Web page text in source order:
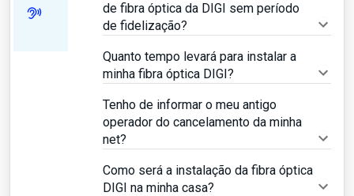
de fibra óptica da DIGI sem período
de fidelização?
Quanto tempo levará para instalar a
minha fibra óptica DIGI?
Tenho de informar o meu antigo
operador do cancelamento da minha
net?
Como será a instalação da fibra óptica
DIGI na minha casa?